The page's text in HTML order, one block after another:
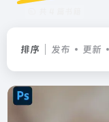
排序 发布 更新